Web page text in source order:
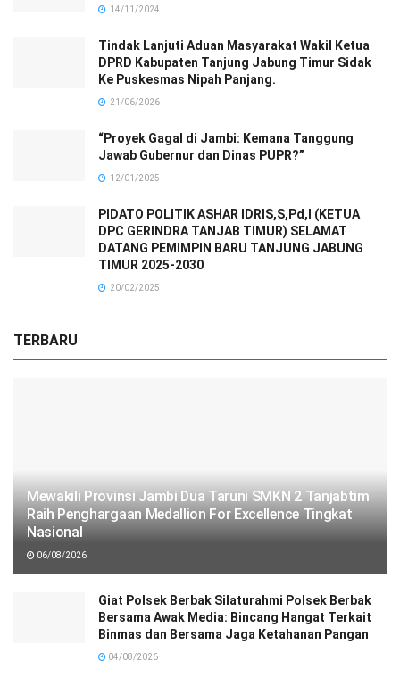
14/11/2024
Tindak Lanjuti Aduan Masyarakat Wakil Ketua
DPRD Kabupaten Tanjung Jabung Timur Sidak
Ke Puskesmas Nipah Panjang.
21/06/2026
“Proyek Gagal di Jambi: Kemana Tanggung
Jawab Gubernur dan Dinas PUPR?”
12/01/2025
PIDATO POLITIK ASHAR IDRIS,S,Pd,I (KETUA
DPC GERINDRA TANJAB TIMUR) SELAMAT
DATANG PEMIMPIN BARU TANJUNG JABUNG
TIMUR 2025-2030
20/02/2025
TERBARU
Mewakili Provinsi Jambi Dua Taruni SMKN 2 Tanjabtim
Raih Penghargaan Medallion For Excellence Tingkat
Nasional
06/08/2026
Giat Polsek Berbak Silaturahmi Polsek Berbak
Bersama Awak Media: Bincang Hangat Terkait
Binmas dan Bersama Jaga Ketahanan Pangan
04/08/2026